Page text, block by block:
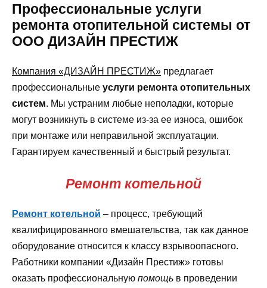
Профессиональные услуги
ремонта отопительной системы от
ООО ДИЗАЙН ПРЕСТИЖ
Компания «ДИЗАЙН ПРЕСТИЖ» предлагает
профессиональные услуги ремонта отопительных
систем. Мы устраним любые неполадки, которые
могут возникнуть в системе из-за ее износа, ошибок
при монтаже или неправильной эксплуатации.
Гарантируем качественный и быстрый результат.
Ремонт котельной
Ремонт котельной – процесс, требующий
квалифицированного вмешательства, так как данное
оборудование относится к классу взрывоопасного.
Работники компании «Дизайн Престиж» готовы
оказать профессиональную помощь в проведении